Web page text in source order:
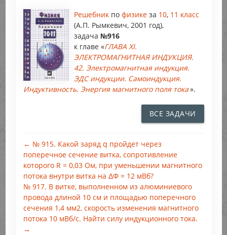
Решебник по физике за 10, 11 класс
(А.П. Рымкевич, 2001 год),
задача №916
к главе «ГЛАВА XI.
ЭЛЕКТРОМАГНИТНАЯ ИНДУКЦИЯ.
42. Электромагнитная индукция.
ЭДС индукции. Самоиндукция.
Индуктивность. Энергия магнитного поля тока».
ВСЕ ЗАДАЧИ
← № 915. Какой заряд q пройдет через
поперечное сечение витка, сопротивление
которого R = 0,03 Ом, при уменьшении магнитного
потока внутри витка на ΔФ = 12 мВб?
№ 917. В витке, выполненном из алюминиевого
провода длиной 10 см и площадью поперечного
сечения 1,4 мм2, скорость изменения магнитного
потока 10 мВб/с. Найти силу индукционного тока.
→